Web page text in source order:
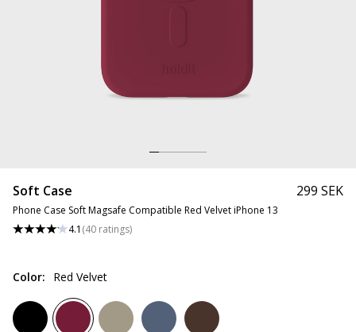
Soft Case
Phone Case Soft Magsafe Compatible Red Velvet iPhone 13
4.1 (40 ratings)
299 SEK
Color: Red Velvet